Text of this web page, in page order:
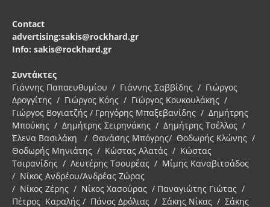
Contact
advertising:sakis@rockhard.gr
Info: sakis@rockhard.gr
Συντάκτες
Γιάννης Παπαευθυμίου / Γιάννης Σαββίδης / Γιώργος
Δρογγίτης / Γιώργος Κόης / Γιώργος Κουκουλάκης /
Γιώργος Βογιατζής / Γρηγόρης Μπαξεβανίδης / Δημήτρης
Μπούκης / Δημήτρης Σειρηνάκης / Δημήτρης Τσέλλος /
Έλενα Βασιλάκη / Θανάσης Μπόγρης/ Θοδωρής Κλώνης /
Θοδωρής Μηνιάτης / Κώστας Αλατάς / Κώστας
Τσιρανίδης / Λευτέρης Τσουρέας / Μίμης Καναβιτσάδος
/ Νίκος Ανδρέου/Ανδρέας Ζώρας
/ Νίκος Ζέρης / Νίκος Χασούρας / Παναγιώτης Γιώτας /
Πέτρος Καραλής / Πάνος Δρόλιας / Σάκης Νίκας / Σάκης